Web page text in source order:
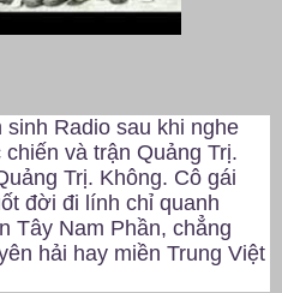
Radio sau khi nghe
và trận Quảng Trị.
Trị. Không. Cô gái
đời đi lính chỉ quanh
Tây Nam Phần, chẳng
hải hay miền Trung Việt